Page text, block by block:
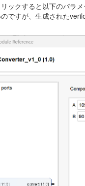
ックすると以下のパラ
ですが、生成された